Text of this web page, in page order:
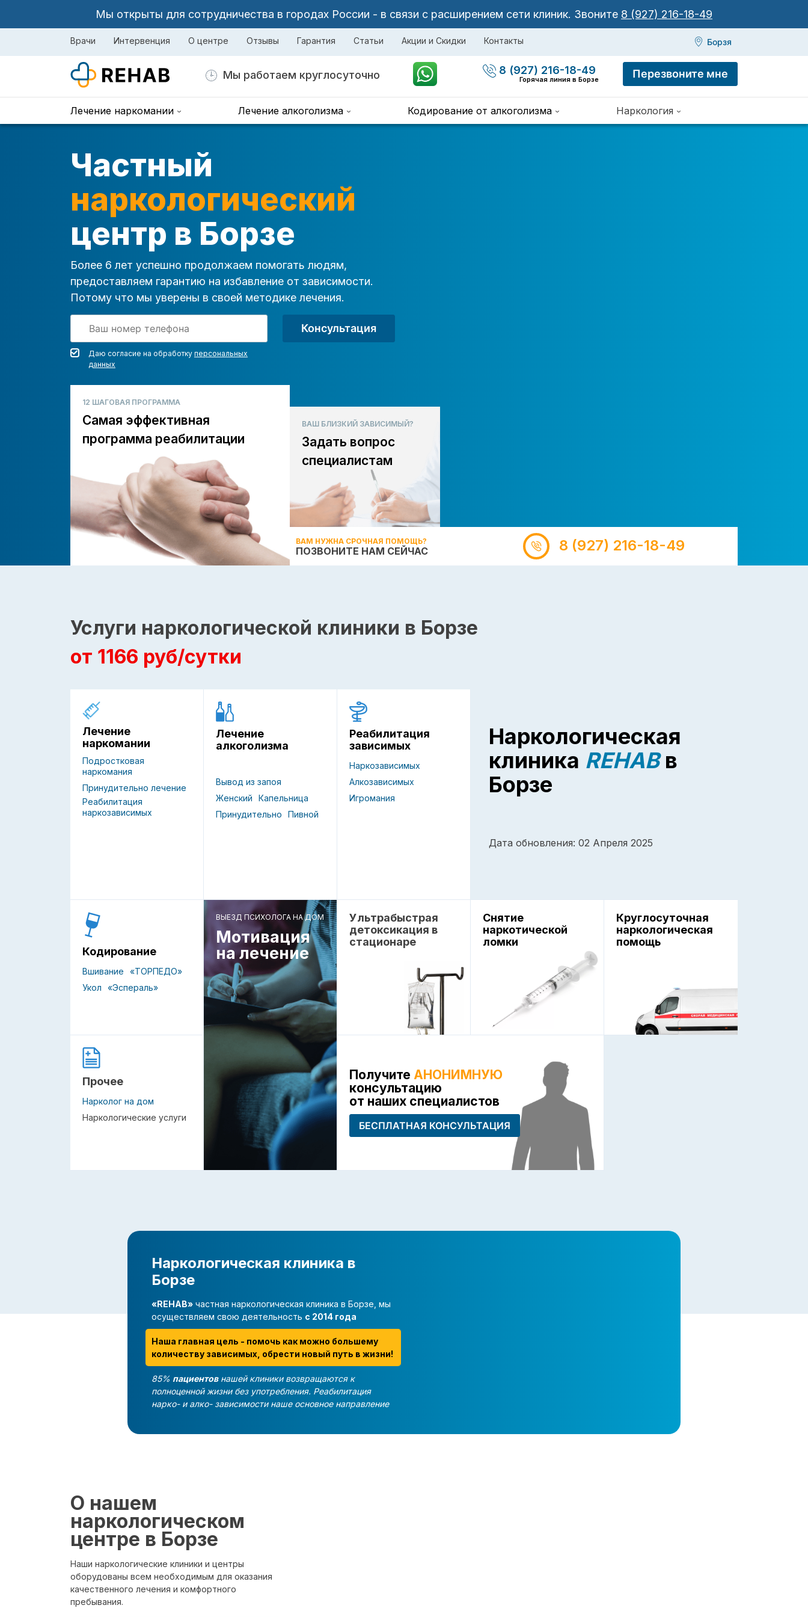
Мы открыты для сотрудничества в городах России - в связи с расширением сети клиник. Звоните 8 (927) 216-18-49
Врачи Интервенция О центре Отзывы Гарантия Статьи Акции и Скидки Контакты Борзя
Мы работаем круглосуточно 8 (927) 216-18-49
Горячая линия в Борзе Перезвоните мне
Лечение наркомании Лечение алкоголизма Кодирование от алкоголизма Наркология
Частный
наркологический
центр в Борзе
Более 6 лет успешно продолжаем помогать людям,
предоставляем гарантию на избавление от зависимости.
Потому что мы уверены в своей методике лечения.
Даю согласие на обработку персональных
данных
Консультация
12 ШАГОВАЯ ПРОГРАММА
Самая эффективная
программа реабилитации
ВАШ БЛИЗКИЙ ЗАВИСИМЫЙ?
Задать вопрос
специалистам
ВАМ НУЖНА СРОЧНАЯ ПОМОЩЬ?
ПОЗВОНИТЕ НАМ СЕЙЧАС 8 (927) 216-18-49
Услуги наркологической клиники в Борзе
от 1166 руб/сутки
Лечение
наркомании
Подростковая
наркомания
Принудительно лечение
Реабилитация
наркозависимых
Лечение
алкоголизма
Вывод из запоя
Женский
Капельница
Принудительно
Пивной
Реабилитация
зависимых
Наркозависимых
Алкозависимых
Игромания
Наркологическая
клиника REHABв
Борзе
Дата обновления: 02 Апреля 2025
Кодирование
Вшивание
«ТОРПЕДО»
Укол
«Эспераль»
Прочее
Нарколог на дом
Наркологические услуги
ВЫЕЗД ПСИХОЛОГА НА ДОМ
Мотивация
на лечение
Ультрабыстрая
детоксикация в
стационаре
Снятие
наркотической
ломки
Получите АНОНИМНУЮ
консультацию
от наших специалистов
БЕСПЛАТНАЯ КОНСУЛЬТАЦИЯ
Круглосуточная
наркологическая
помощь
Наркологическая клиника в
Борзе
«REHAB» частная наркологическая клиника в Борзе, мы
осуществляем свою деятельность с 2014 года
Наша главная цель - помочь как можно большему
количеству зависимых, обрести новый путь в жизни!
85% пациентовнашей клиники возвращаются к
полноценной жизни без употребления. Реабилитация
нарко- и алко- зависимости наше основное направление
О нашем
наркологическом
центре в Борзе
Наши наркологические клиники и центры
оборудованы всем необходимым для оказания
качественного лечения и комфортного
пребывания.